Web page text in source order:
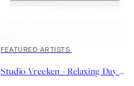
30%*
FEATURED ARTISTS
Studio Vreeken - Relaxing Day No2 Καμβάς